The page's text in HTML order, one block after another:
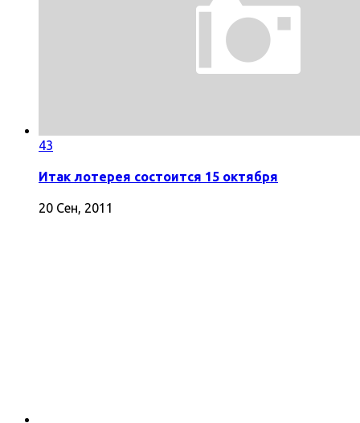
43
Итак лотерея состоится 15 октября
20 Сен, 2011